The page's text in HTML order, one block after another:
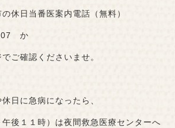
休日当番医案内電話（無料）
か
ご確認くださいませ。
日に急病になったら、
後１１時）は夜間救急医療センターへ